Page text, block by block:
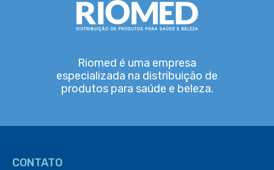
Riomed é uma empresa
especializada na distribuição de
produtos para saúde e beleza.
CONTATO